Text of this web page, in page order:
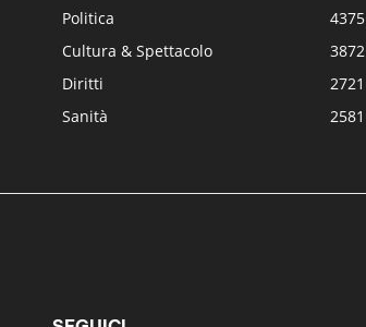
Politica
4375
Cultura & Spettacolo
3872
Diritti
2721
Sanità
2581